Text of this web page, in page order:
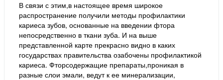
В связи с этим,в настоящее время широкое
распространение получили методы профилактики
кариеса зубов, основанные на введении фтора
непосредственно в ткани зуба. И на выше
представленной карте прекрасно видно в каких
государствах правительства озабочены профилактикой
кариеса. Фторсодержащие препараты,проникая в
разные слои эмали, ведут к ее минерализации,